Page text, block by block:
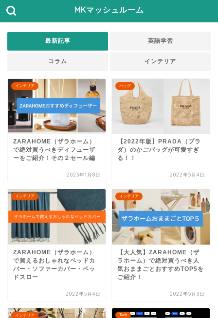
MKマッシュルーム
最新記事 英語学習
コラム インテリア
インテリア
ZARAHOME（ザラホーム）
で絶対買うべきディフューザ
ーをご紹介！その２セール編
2023年1月8日
バッグ
【2022年版】PRADA（プラ
ダ）のかごバッグが可愛すぎ
る！！
2022年5月4日
インテリア
ZARAHOME（ザラホーム）
で買えるおしゃれなベッドカ
バー・ソファーカバー・ベッ
ドスロー
2022年5月4日
インテリア
【大人気】ZARAHOME（ザ
ラホーム）で絶対買うべき人
気おままごとおすすめTOP5を
ご紹介！
2022年5月3日
インテリア Tech